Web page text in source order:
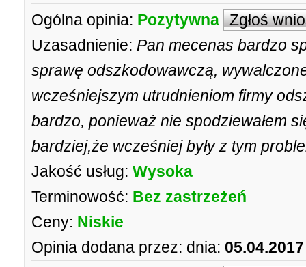
Ogólna opinia: Pozytywna Zgłoś
Uzasadnienie: Pan mecenas bardzo
sprawę odszkodowawczą,
wcześniejszym utrudnieniom firmy
bardzo, ponieważ nie spodziewałem
bardziej,że wcześniej były z tym
Jakość usług: Wysoka
Terminowość: Bez zastrzeżeń
Ceny: Niskie
Opinia dodana przez: dnia: